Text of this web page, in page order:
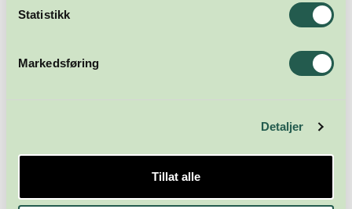
Statistikk
Markedsføring
Detaljer
Tillat alle
Meld deg på nyhetsbrevet